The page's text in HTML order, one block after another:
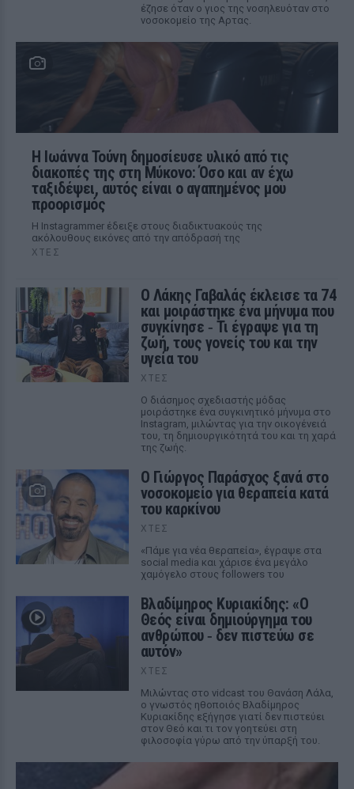
έζησε όταν ο γιος της νοσηλευόταν στο
νοσοκομείο της Αρτας.
Η Ιωάννα Τούνη δημοσίευσε υλικό από τις
διακοπές της στη Μύκονο: Όσο και αν έχω
ταξιδέψει, αυτός είναι ο αγαπημένος μου
προορισμός
Η Instagrammer έδειξε στους διαδικτυακούς της
ακόλουθους εικόνες από την απόδρασή της
ΧΤΕΣ
Ο Λάκης Γαβαλάς έκλεισε τα 74
και μοιράστηκε ένα μήνυμα που
συγκίνησε ‑ Τι έγραψε για τη
ζωή, τους γονείς του και την
υγεία του
ΧΤΕΣ
Ο διάσημος σχεδιαστής μόδας
μοιράστηκε ένα συγκινητικό μήνυμα στο
Instagram, μιλώντας για την οικογένειά
του, τη δημιουργικότητά του και τη χαρά
της ζωής.
O Γιώργος Παράσχος ξανά στο
νοσοκομείο για θεραπεία κατά
του καρκίνου
ΧΤΕΣ
«Πάμε για νέα θεραπεία», έγραψε στα
social media και χάρισε ένα μεγάλο
χαμόγελο στους followers του
Βλαδίμηρος Κυριακίδης: «Ο
Θεός είναι δημιούργημα του
ανθρώπου ‑ δεν πιστεύω σε
αυτόν»
ΧΤΕΣ
Μιλώντας στο vidcast του Θανάση Λάλα,
ο γνωστός ηθοποιός Βλαδίμηρος
Κυριακίδης εξήγησε γιατί δεν πιστεύει
στον Θεό και τι τον γοητεύει στη
φιλοσοφία γύρω από την ύπαρξή του.